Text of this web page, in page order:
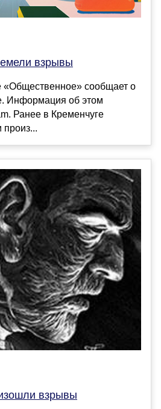
взрывы
«Общественное» сообщает о
Информация об этом
Ранее в Кременчуге
произ...
взрывы